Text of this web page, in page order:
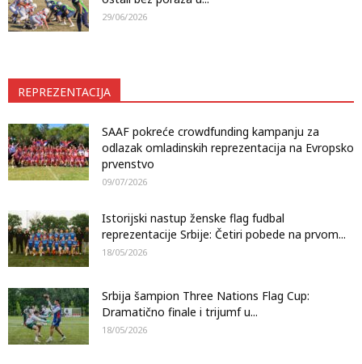
29/06/2026
REPREZENTACIJA
SAAF pokreće crowdfunding kampanju za
odlazak omladinskih reprezentacija na Evropsko
prvenstvo
09/07/2026
Istorijski nastup ženske flag fudbal
reprezentacije Srbije: Četiri pobede na prvom...
18/05/2026
Srbija šampion Three Nations Flag Cup:
Dramatično finale i trijumf u...
18/05/2026